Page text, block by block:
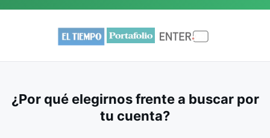
¿Por qué elegirnos frente a buscar por
tu cuenta?